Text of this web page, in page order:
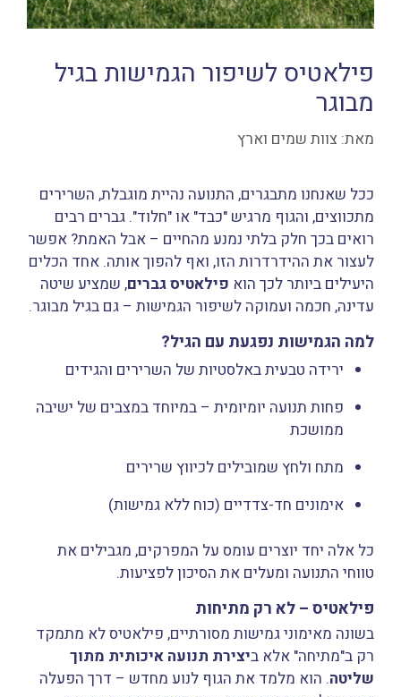
פילאטיס לשיפור הגמישות בגיל
מבוגר
מאת: צוות שמים וארץ
ככל שאנחנו מתבגרים, התנועה נהיית מוגבלת, השרירים
מתכווצים, והגוף מרגיש "כבד" או "חלוד". גברים רבים
רואים בכך חלק בלתי נמנע מהחיים – אבל האמת? אפשר
לעצור את ההידרדרות הזו, ואף להפוך אותה. אחד הכלים
היעילים ביותר לכך הוא פילאטיס גברים, שמציע שיטה
עדינה, חכמה ועמוקה לשיפור הגמישות – גם בגיל מבוגר.
למה הגמישות נפגעת עם הגיל?
ירידה טבעית באלסטיות של השרירים והגידים
פחות תנועה יומיומית – במיוחד במצבים של ישיבה
ממושכת
מתח ולחץ שמובילים לכיווץ שרירים
אימונים חד-צדדיים (כוח ללא גמישות)
כל אלה יחד יוצרים עומס על המפרקים, מגבילים את
טווחי התנועה ומעלים את הסיכון לפציעות.
פילאטיס – לא רק מתיחות
בשונה מאימוני גמישות מסורתיים, פילאטיס לא מתמקד
רק ב"מתיחה" אלא ביצירת תנועה איכותית מתוך
שליטה. הוא מלמד את הגוף לנוע מחדש – דרך הפעלה